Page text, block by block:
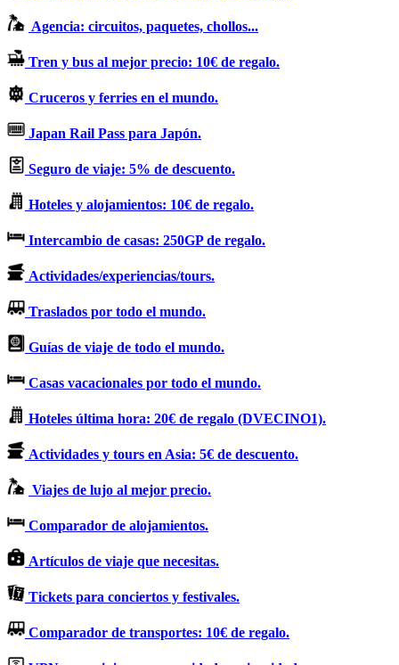
Agencia: circuitos, paquetes, chollos...
Tren y bus al mejor precio: 10€ de regalo.
Cruceros y ferries en el mundo.
Japan Rail Pass para Japón.
Seguro de viaje: 5% de descuento.
Hoteles y alojamientos: 10€ de regalo.
Intercambio de casas: 250GP de regalo.
Actividades/experiencias/tours.
Traslados por todo el mundo.
Guías de viaje de todo el mundo.
Casas vacacionales por todo el mundo.
Hoteles última hora: 20€ de regalo (DVECINO1).
Actividades y tours en Asia: 5€ de descuento.
Viajes de lujo al mejor precio.
Comparador de alojamientos.
Artículos de viaje que necesitas.
Tickets para conciertos y festivales.
Comparador de transportes: 10€ de regalo.